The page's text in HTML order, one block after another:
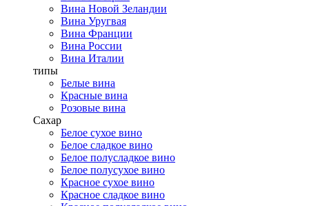
Вина Новой Зеландии
Вина Уругвая
Вина Франции
Вина России
Вина Италии
типы
Белые вина
Красные вина
Розовые вина
Сахар
Белое сухое вино
Белое сладкое вино
Белое полусладкое вино
Белое полусухое вино
Красное сухое вино
Красное сладкое вино